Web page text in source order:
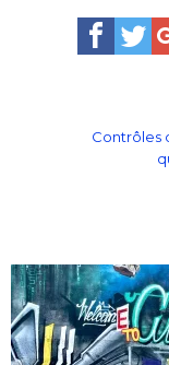
Contrôles